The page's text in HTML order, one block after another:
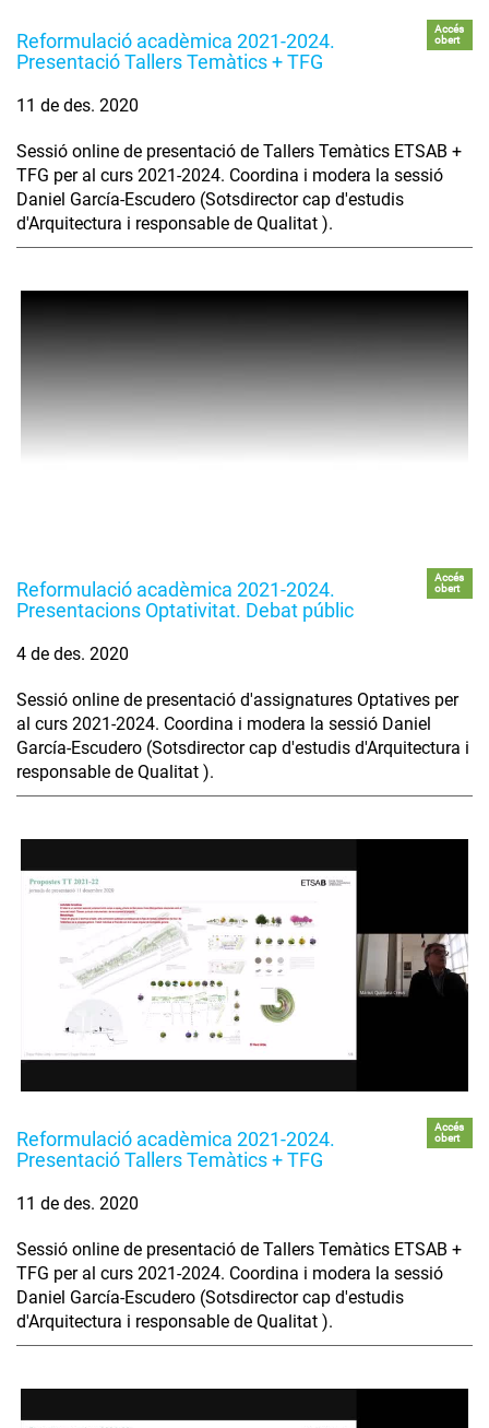
Reformulació acadèmica 2021-2024.
Presentació Tallers Temàtics + TFG
Accés
obert
11 de des. 2020
Sessió online de presentació de Tallers Temàtics ETSAB +
TFG per al curs 2021-2024. Coordina i modera la sessió
Daniel García-Escudero (Sotsdirector cap d'estudis
d'Arquitectura i responsable de Qualitat ).
Reformulació acadèmica 2021-2024.
Presentacions Optativitat. Debat públic
Accés
obert
4 de des. 2020
Sessió online de presentació d'assignatures Optatives per
al curs 2021-2024. Coordina i modera la sessió Daniel
García-Escudero (Sotsdirector cap d'estudis d'Arquitectura i
responsable de Qualitat ).
Reformulació acadèmica 2021-2024.
Presentació Tallers Temàtics + TFG
Accés
obert
11 de des. 2020
Sessió online de presentació de Tallers Temàtics ETSAB +
TFG per al curs 2021-2024. Coordina i modera la sessió
Daniel García-Escudero (Sotsdirector cap d'estudis
d'Arquitectura i responsable de Qualitat ).